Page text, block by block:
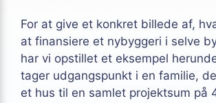
For at give et konkret billede af,
at finansiere et nybyggeri i selve
har vi opstillet et eksempel
tager udgangspunkt i en familie,
et hus til en samlet projektsum på